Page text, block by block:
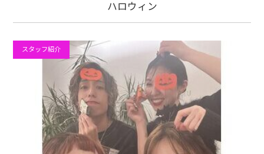
ハロウィン
スタッフ紹介